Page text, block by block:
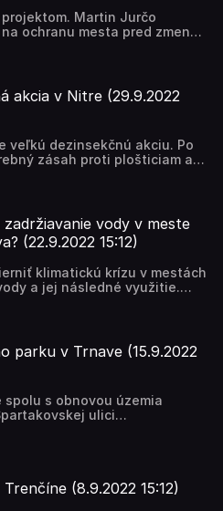
Martin Jurčo
ochranu mesta pred zmenou
bývalej Prachárne, v
akcia v Nitre (29.9.2022
veľkú dezinsekčnú akciu. Po
zásah proti plošticiam a
Orechov Dvor, kde žije najmä
obyvateľstvo. Viac zistila
vody v meste
(22.9.2022 15:12)
klimatickú krízu v mestách
a jej následné využitie.
kaluž na chodníku, či
Ako sa to darí hlavnému
to zisťovala Marcela
parku v Trnave (15.9.2022
spolu s obnovou územia
ulici
samosprávy v tomto
hľadala najlepší návrh na
2016 v kreatívnej
sa z objektívnych dôvodov
(8.9.2022 15:12)